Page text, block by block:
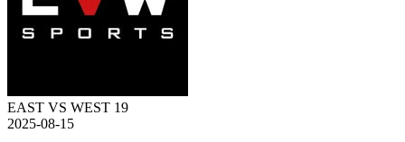
EAST VS WEST 19
2025-08-15